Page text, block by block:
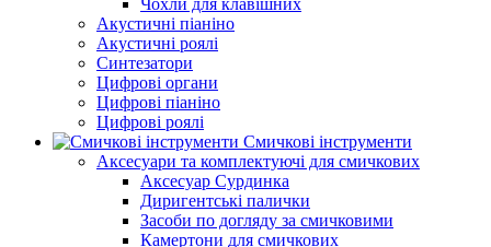
Чохли для клавішних
Акустичні піаніно
Акустичні роялі
Синтезатори
Цифрові органи
Цифрові піаніно
Цифрові роялі
Смичкові інструменти
Аксесуари та комплектуючі для смичкових
Аксесуар Сурдинка
Диригентські палички
Засоби по догляду за смичковими
Камертони для смичкових